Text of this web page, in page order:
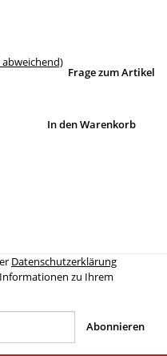
abweichend)
Frage zum Artikel
In den Warenkorb
Datenschutzerklärung
zu Ihrem
Abonnieren